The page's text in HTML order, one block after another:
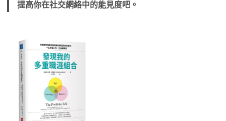
提高你在社交網絡中的能見度吧。